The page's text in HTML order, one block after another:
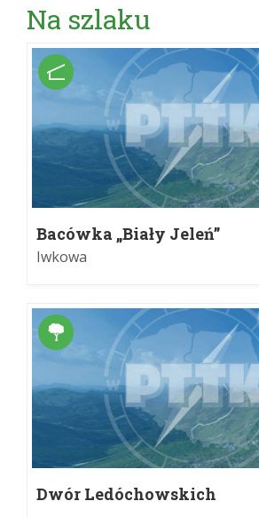
Na szlaku
Bacówka „Biały Jeleń”
Iwkowa
Dwór Ledóchowskich